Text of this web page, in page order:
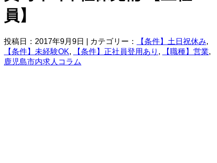
員】
投稿日：2017年9月9日 | カテゴリー： 【条件】土日祝休み,
【条件】未経験OK, 【条件】正社員登用あり , 【職種】営業,
鹿児島市内求人コラム